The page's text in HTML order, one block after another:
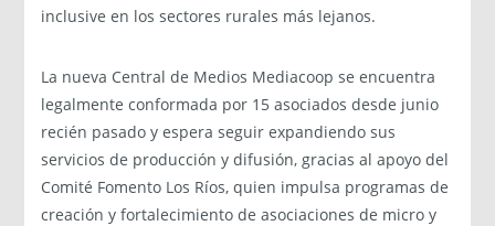
inclusive en los sectores rurales más lejanos.
La nueva Central de Medios Mediacoop se encuentra
legalmente conformada por 15 asociados desde junio
recién pasado y espera seguir expandiendo sus
servicios de producción y difusión, gracias al apoyo del
Comité Fomento Los Ríos, quien impulsa programas de
creación y fortalecimiento de asociaciones de micro y